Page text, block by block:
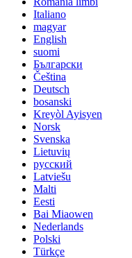
Italiano
magyar
English
suomi
Български
Čeština
Deutsch
bosanski
Kreyòl Ayisyen
Norsk
Svenska
Lietuvių
русский
Latviešu
Malti
Eesti
Bai Miaowen
Nederlands
Polski
Türkçe